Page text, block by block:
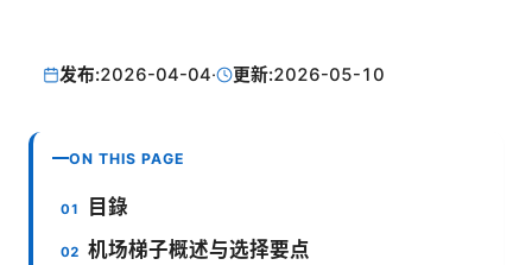
发布:2026-04-04· 更新:2026-05-10
ON THIS PAGE
目錄
机场梯子概述与选择要点